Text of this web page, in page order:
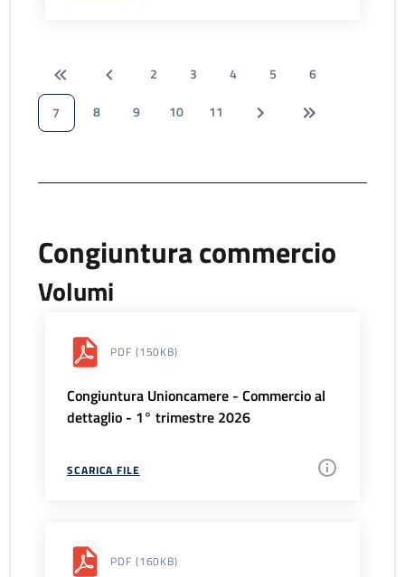
2 3 4 5
6
7
8 9 10 11
Congiuntura commercio
Volumi
PDF (150KB)
Congiuntura Unioncamere - Commercio al
dettaglio - 1° trimestre 2026
SCARICA FILE
PDF (160KB)